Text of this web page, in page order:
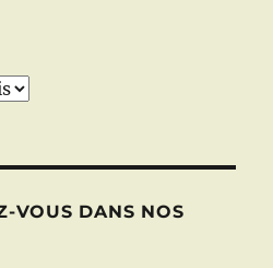
VOUS DANS NOS